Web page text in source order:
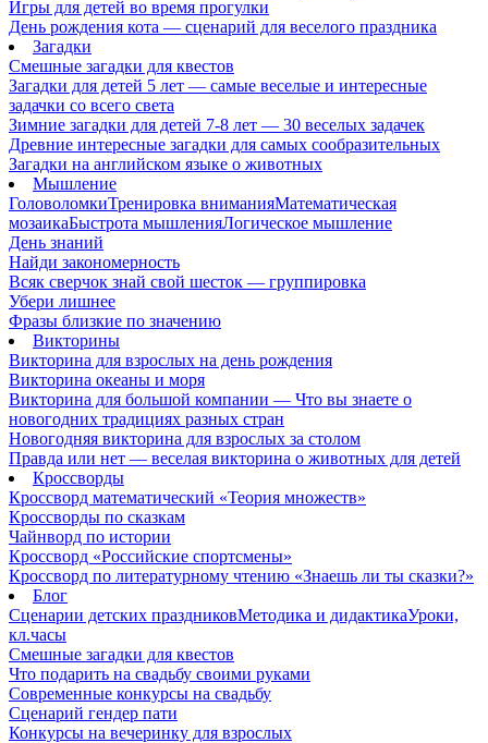
Игры для детей во время прогулки
День рождения кота — сценарий для веселого праздника
Загадки
Смешные загадки для квестов
Загадки для детей 5 лет — самые веселые и интересные
задачки со всего света
Зимние загадки для детей 7-8 лет — 30 веселых задачек
Древние интересные загадки для самых сообразительных
Загадки на английском языке о животных
Мышление
ГоловоломкиТренировка вниманияМатематическая
мозаикаБыстрота мышленияЛогическое мышление
День знаний
Найди закономерность
Всяк сверчок знай свой шесток — группировка
Убери лишнее
Фразы близкие по значению
Викторины
Викторина для взрослых на день рождения
Викторина океаны и моря
Викторина для большой компании — Что вы знаете о
новогодних традициях разных стран
Новогодняя викторина для взрослых за столом
Правда или нет — веселая викторина о животных для детей
Кроссворды
Кроссворд математический «Теория множеств»
Кроссворды по сказкам
Чайнворд по истории
Кроссворд «Российские спортсмены»
Кроссворд по литературному чтению «Знаешь ли ты сказки?»
Блог
Сценарии детских праздниковМетодика и дидактикаУроки,
кл.часы
Смешные загадки для квестов
Что подарить на свадьбу своими руками
Современные конкурсы на свадьбу
Сценарий гендер пати
Конкурсы на вечеринку для взрослых